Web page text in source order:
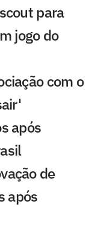
para
jogo do
com o
após
de
após